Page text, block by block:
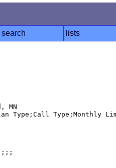
search lists
MN
Type;Call Type;Monthly